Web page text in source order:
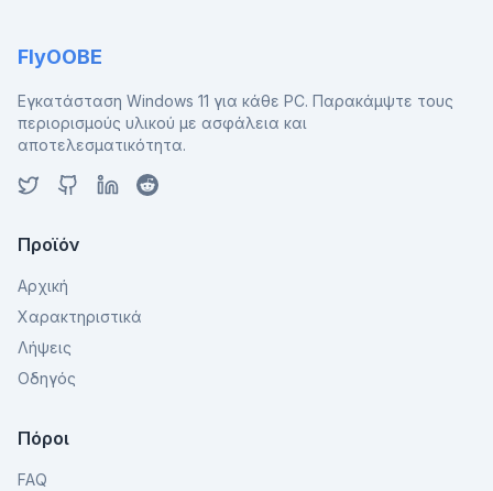
FlyOOBE
Εγκατάσταση Windows 11 για κάθε PC. Παρακάμψτε τους
περιορισμούς υλικού με ασφάλεια και
αποτελεσματικότητα.
Προϊόν
Αρχική
Χαρακτηριστικά
Λήψεις
Οδηγός
Πόροι
FAQ